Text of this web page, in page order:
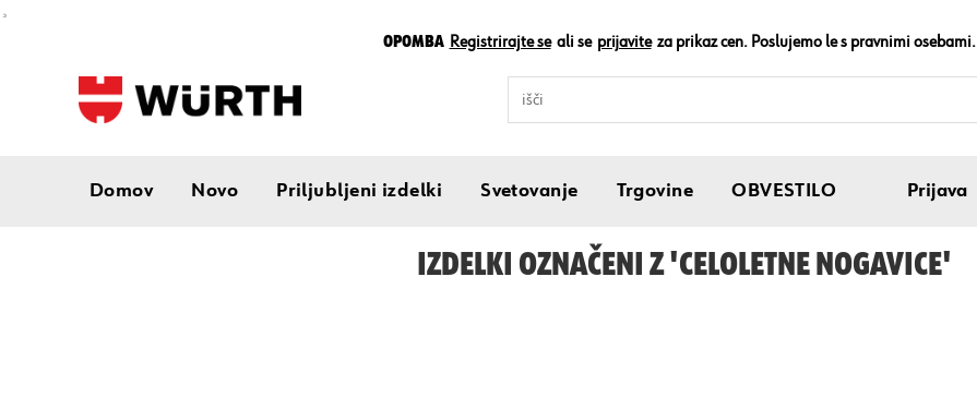
¸
Opomba Registrirajte se ali se prijavite za prikaz cen. Poslujemo le s pravnimi osebami.
Domov Novo Priljubljeni izdelki Svetovanje Trgovine OBVESTILO Prijava
IZDELKI OZNAČENI Z 'CELOLETNE NOGAVICE'